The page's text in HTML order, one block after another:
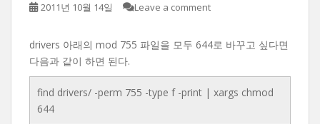
2011년 10월 14일 Leave a comment
drivers 아래의 mod 755 파일을 모두 644로 바꾸고 싶다면
다음과 같이 하면 된다.
find drivers/ -perm 755 -type f -print | xargs chmod
644